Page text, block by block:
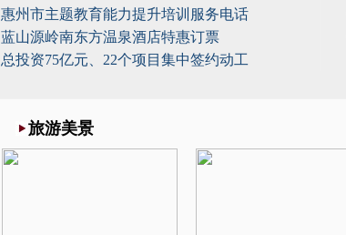
惠州市主题教育能力提升培训服务电话
蓝山源岭南东方温泉酒店特惠订票
总投资75亿元、22个项目集中签约动工
旅游美景